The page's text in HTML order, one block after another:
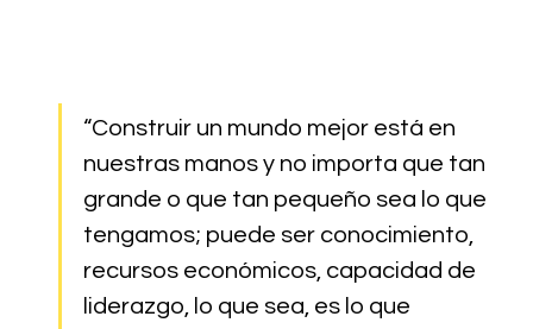
“Construir un mundo mejor está en
nuestras manos y no importa que tan
grande o que tan pequeño sea lo que
tengamos; puede ser conocimiento,
recursos económicos, capacidad de
liderazgo, lo que sea, es lo que